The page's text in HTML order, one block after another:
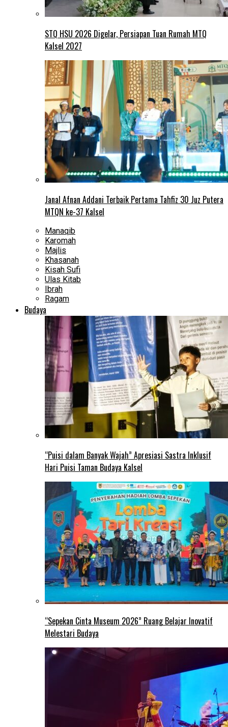
STQ HSU 2026 Digelar, Persiapan Tuan Rumah MTQ
Kalsel 2027
Janal Afnan Addani Terbaik Pertama Tahfiz 30 Juz Putera
MTQN ke-37 Kalsel
Manaqib
Karomah
Majlis
Khasanah
Kisah Sufi
Ulas Kitab
Ibrah
Ragam
Budaya
“Puisi dalam Banyak Wajah” Apresiasi Sastra Inklusif
Hari Puisi Taman Budaya Kalsel
“Sepekan Cinta Museum 2026” Ruang Belajar Inovatif
Melestari Budaya